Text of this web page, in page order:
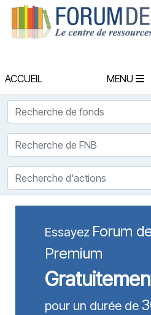
ACCUEIL MENU
Recherche de fonds
Recherche de FNB
Recherche d'actions
Essayez Forum
Premium
pour un durée de